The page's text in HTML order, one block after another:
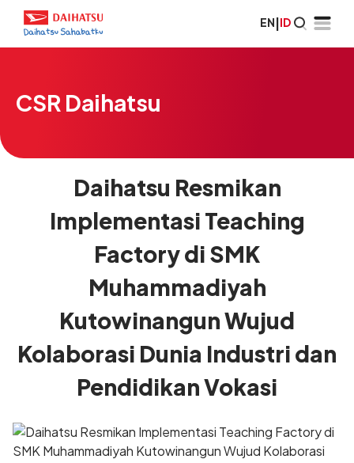
EN|ID
CSR Daihatsu
Daihatsu Resmikan
Implementasi Teaching
Factory di SMK
Muhammadiyah
Kutowinangun Wujud
Kolaborasi Dunia Industri dan
Pendidikan Vokasi